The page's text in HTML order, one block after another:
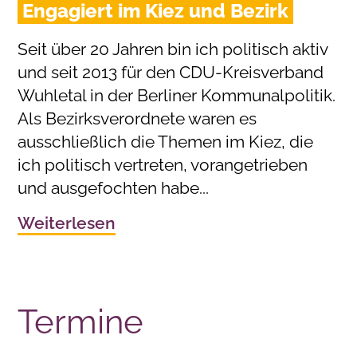
Engagiert im Kiez und Bezirk
Seit über 20 Jahren bin ich politisch aktiv
und seit 2013 für den CDU-Kreisverband
Wuhletal in der Berliner Kommunalpolitik.
Als Bezirksverordnete waren es
ausschließlich die Themen im Kiez, die
ich politisch vertreten, vorangetrieben
und ausgefochten habe...
Weiterlesen
Termine